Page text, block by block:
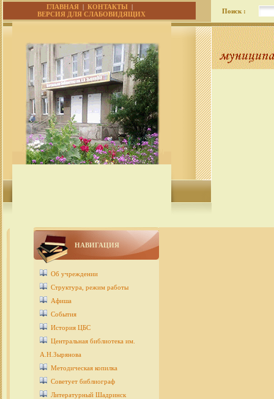
ГЛАВНАЯ |КОНТАКТЫ |
ВЕРСИЯ ДЛЯ СЛАБОВИДЯЩИХ
Поиск :
НАВИГАЦИЯ
Об учреждении
Структура, режим работы
Афиша
События
История ЦБС
Центральная библиотека им.
А.Н.Зырянова
Методическая копилка
Советует библиограф
Литературный Шадринск